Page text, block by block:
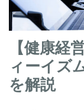
【健康経
ィーイズ
を解説